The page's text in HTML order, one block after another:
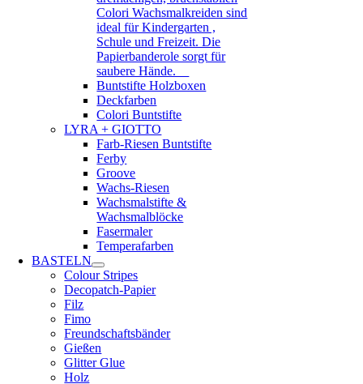
Colori Wachsmalkreiden sind
ideal für Kindergarten ,
Schule und Freizeit. Die
Papierbanderole sorgt für
saubere Hände.
Buntstifte Holzboxen
Deckfarben
Colori Buntstifte
LYRA + GIOTTO
Farb-Riesen Buntstifte
Ferby
Groove
Wachs-Riesen
Wachsmalstifte &
Wachsmalblöcke
Fasermaler
Temperafarben
BASTELN
Colour Stripes
Decopatch-Papier
Filz
Fimo
Freundschaftsbänder
Gießen
Glitter Glue
Holz